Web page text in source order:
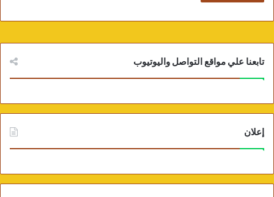
تابعنا علي مواقع التواصل واليوتيوب
إعلان